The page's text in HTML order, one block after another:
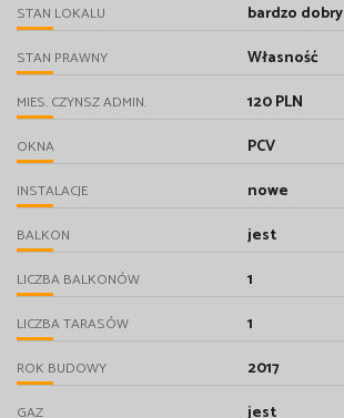
STAN LOKALU bardzo dobry
STAN PRAWNY Własność
MIES. CZYNSZ ADMIN. 120 PLN
OKNA PCV
INSTALACJE nowe
BALKON jest
LICZBA BALKONÓW 1
LICZBA TARASÓW 1
ROK BUDOWY 2017
GAZ